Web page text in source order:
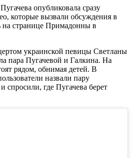
опубликовала сразу
которые вызвали обсуждения в
странице Примадонны в
украинской певицы Светланы
пара Пугачевой и Галкина. На
рядом, обнимая детей. В
назвали пару
где Пугачева берет